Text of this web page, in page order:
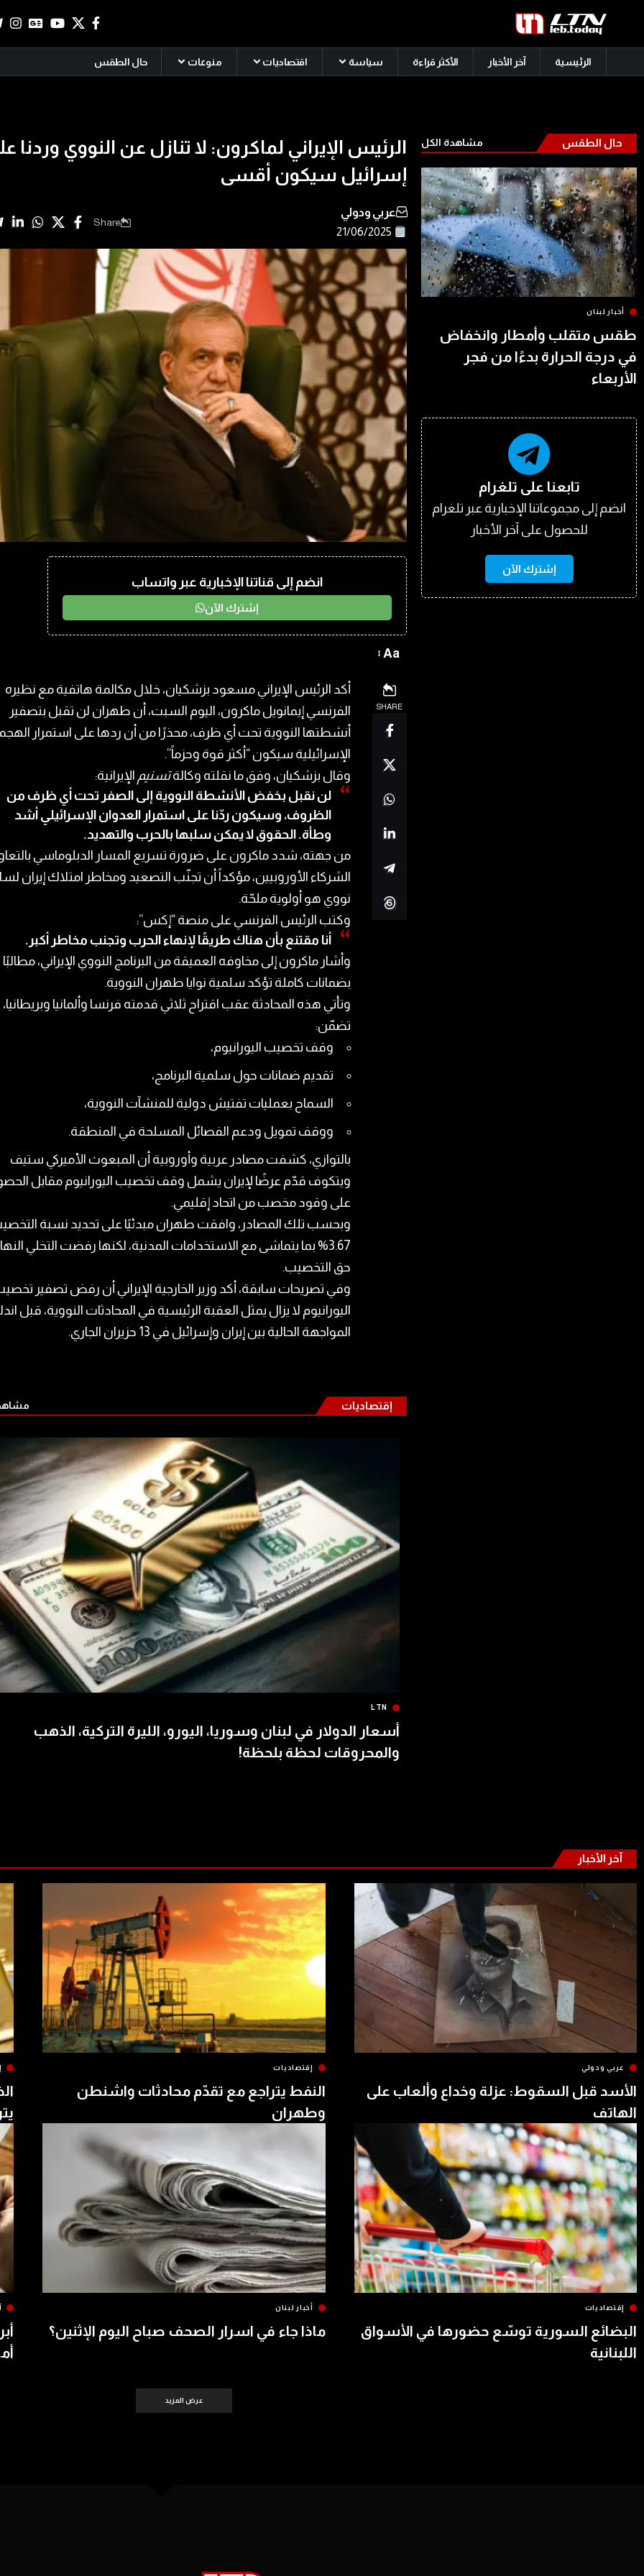
الرئيسية آخر الأخبار الأكثر قراءة سياسة اقتصاديات منوعات حال الطقس
حال الطقس مشاهدة الكل
أخبار لبنان
طقس متقلب وأمطار وانخفاض
في درجة الحرارة بدءًا من فجر
الأربعاء
تابعنا على تلغرام
انضم إلى مجموعاتنا الإخبارية عبر تلغرام
للحصول على آخر الأخبار
إشترك الآن
الرئيس الإيراني لماكرون: لا تنازل عن النووي وردنا
إسرائيل سيكون أقسى
عربي ودولي
Share
انضم إلى قناتنا الإخبارية عبر واتساب
إشترك الآن
Aa
SHARE
أكد الرئيس الإيراني مسعود بزشكيان، خلال مكالمة هاتفية مع نظيره
الفرنسي إيمانويل ماكرون، اليوم السبت، أن طهران لن تقبل بتصفير
أنشطتها النووية تحت أي ظرف، محذرًا من أن ردها على استمرار
الإسرائيلية سيكون “أكثر قوة وحزماً”.
وقال بزشكيان، وفق ما نقلته وكالةتسنيم الإيرانية:
لن نقبل بخفض الأنشطة النووية إلى الصفر تحت أي ظرف من
الظروف، وسيكون ردّنا على استمرار العدوان الإسرائيلي أشد
وطأة. الحقوق لا يمكن سلبها بالحرب والتهديد.
من جهته، شدد ماكرون على ضرورة تسريع المسار الدبلوماسي
الشركاء الأوروبيين، مؤكداً أن تجنّب التصعيد ومخاطر امتلاك إيران
نووي هو أولوية ملحّة.
وكتب الرئيس الفرنسي على منصة “إكس”:
أنا مقتنع بأن هناك طريقًا لإنهاء الحرب وتجنب مخاطر أكبر.
وأشار ماكرون إلى مخاوفه العميقة من البرنامج النووي الإيراني، مطالبًا
بضمانات كاملة تؤكد سلمية نوايا طهران النووية.
وتأتي هذه المحادثة عقب اقتراح ثلاثي قدمته فرنسا وألمانيا وبريطانيا،
تضمّن:
وقف تخصيب اليورانيوم،
تقديم ضمانات حول سلمية البرنامج،
السماح بعمليات تفتيش دولية للمنشآت النووية،
ووقف تمويل ودعم الفصائل المسلحة في المنطقة.
بالتوازي، كشفت مصادر عربية وأوروبية أن المبعوث الأميركي ستيف
ويتكوف قدّم عرضًا لإيران يشمل وقف تخصيب اليورانيوم مقابل
على وقود مخصب من اتحاد إقليمي.
وبحسب تلك المصادر، وافقت طهران مبدئيًا على تحديد نسبة
3.67% بما يتماشى مع الاستخدامات المدنية، لكنها رفضت التخلي
حق التخصيب.
وفي تصريحات سابقة، أكد وزير الخارجية الإيراني أن رفض تصفير
اليورانيوم لا يزال يمثل العقبة الرئيسية في المحادثات النووية، قبل
المواجهة الحالية بين إيران وإسرائيل في 13 حزيران الجاري.
إقتصاديات
LTN
أسعار الدولار في لبنان وسوريا، اليورو، الليرة التركية، الذهب
والمحروقات لحظة بلحظة!
آخر الأخبار
عربي ودولي
الأسد قبل السقوط: عزلة وخداع وألعاب على
الهاتف
إقتصاديات
النفط يتراجع مع تقدّم محادثات واشنطن
وطهران
إقتصاديات
البضائع السورية توسّع حضورها في الأسواق
اللبنانية
أخبار لبنان
ماذا جاء في اسرار الصحف صباح اليوم الإثنين؟
عرض المزيد